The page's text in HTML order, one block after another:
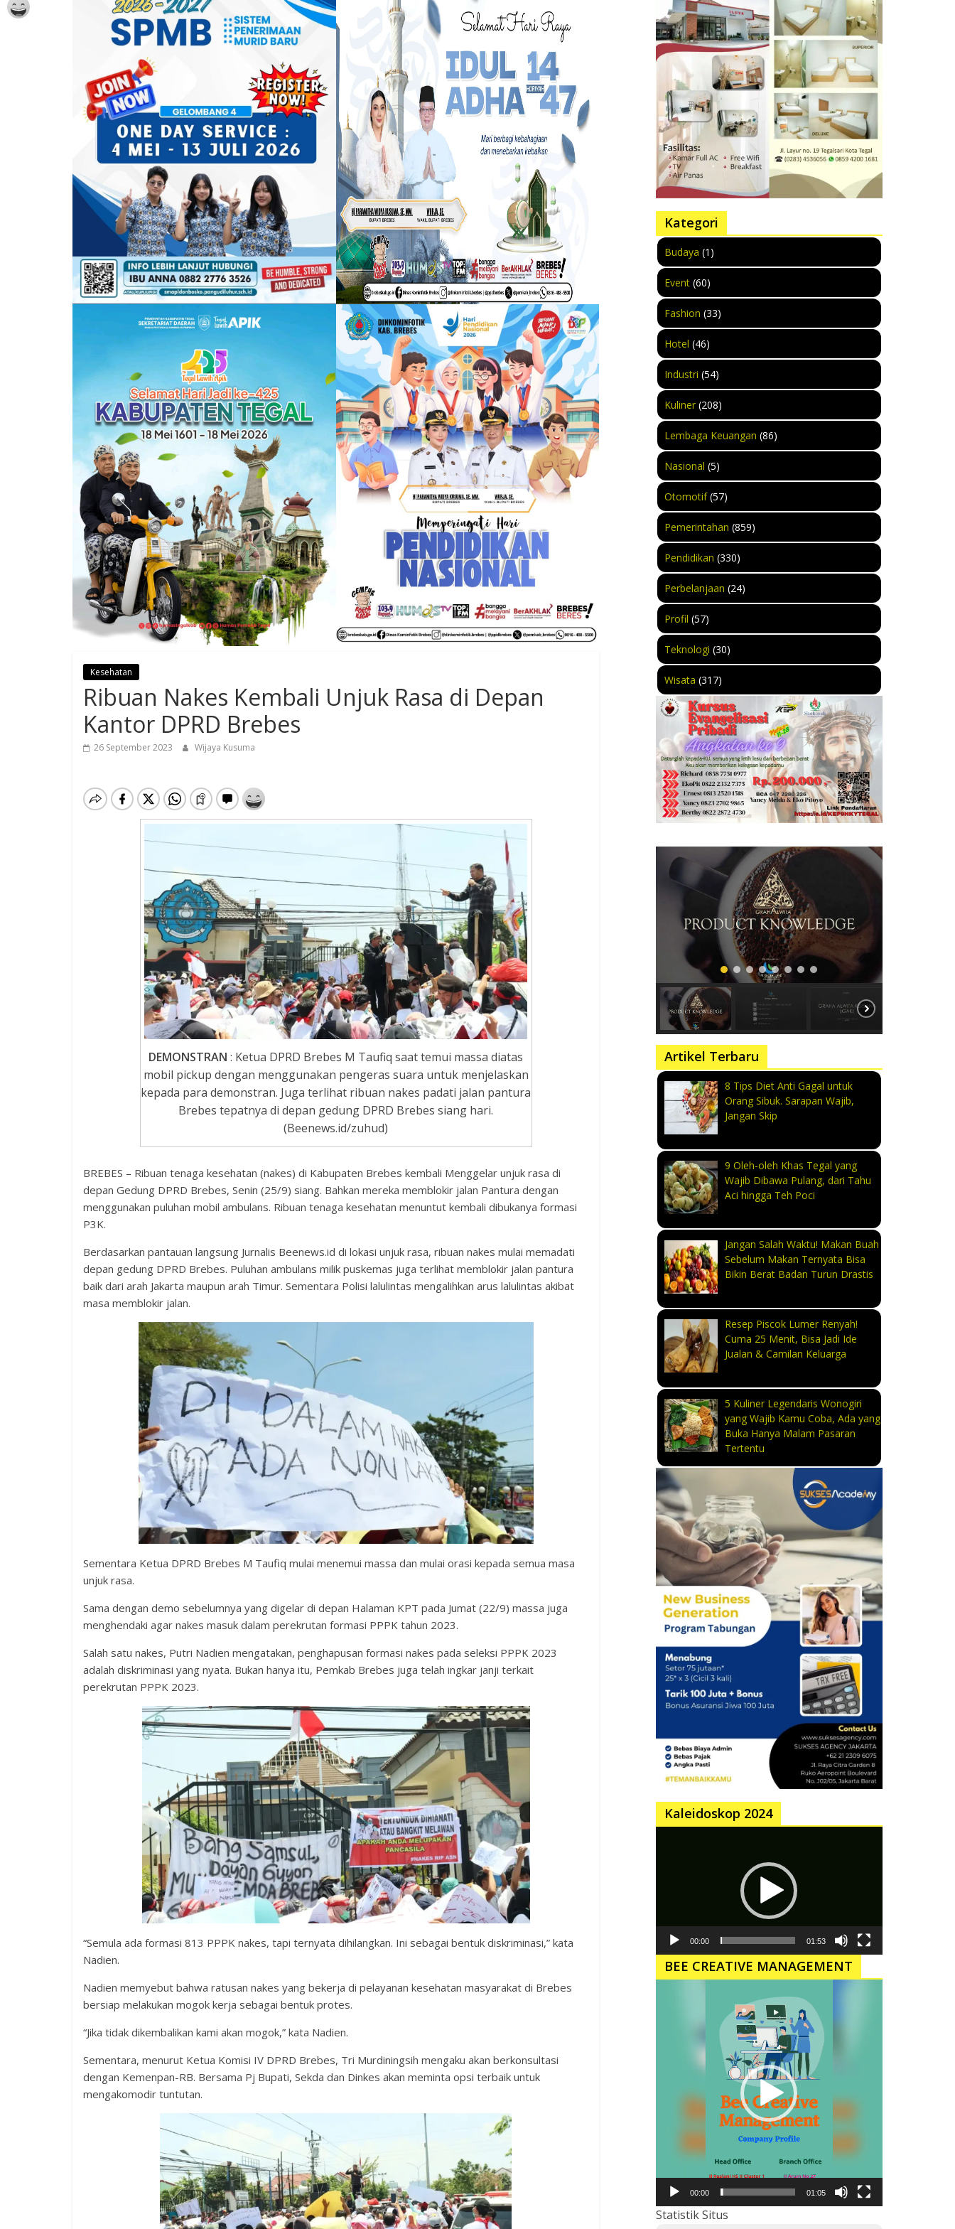
Kesehatan
Ribuan Nakes Kembali Unjuk Rasa di Depan
Kantor DPRD Brebes
26 September 2023 Wijaya Kusuma
DEMONSTRAN : Ketua DPRD Brebes M Taufiq saat temui massa diatas
mobil pickup dengan menggunakan pengeras suara untuk menjelaskan
kepada para demonstran. Juga terlihat ribuan nakes padati jalan pantura
Brebes tepatnya di depan gedung DPRD Brebes siang hari.
(Beenews.id/zuhud)
BREBES – Ribuan tenaga kesehatan (nakes) di Kabupaten Brebes kembali Menggelar unjuk rasa di
depan Gedung DPRD Brebes, Senin (25/9) siang. Bahkan mereka memblokir jalan Pantura dengan
menggunakan puluhan mobil ambulans. Ribuan tenaga kesehatan menuntut kembali dibukanya formasi
P3K.
Berdasarkan pantauan langsung Jurnalis Beenews.id di lokasi unjuk rasa, ribuan nakes mulai memadati
depan gedung DPRD Brebes. Puluhan ambulans milik puskemas juga terlihat memblokir jalan pantura
baik dari arah Jakarta maupun arah Timur. Sementara Polisi lalulintas mengalihkan arus lalulintas akibat
masa memblokir jalan.
Sementara Ketua DPRD Brebes M Taufiq mulai menemui massa dan mulai orasi kepada semua masa
unjuk rasa.
Sama dengan demo sebelumnya yang digelar di depan Halaman KPT pada Jumat (22/9) massa juga
menghendaki agar nakes masuk dalam perekrutan formasi PPPK tahun 2023.
Salah satu nakes, Putri Nadien mengatakan, penghapusan formasi nakes pada seleksi PPPK 2023
adalah diskriminasi yang nyata. Bukan hanya itu, Pemkab Brebes juga telah ingkar janji terkait
perekrutan PPPK 2023.
“Semula ada formasi 813 PPPK nakes, tapi ternyata dihilangkan. Ini sebagai bentuk diskriminasi,” kata
Nadien.
Nadien memyebut bahwa ratusan nakes yang bekerja di pelayanan kesehatan masyarakat di Brebes
bersiap melakukan mogok kerja sebagai bentuk protes.
“Jika tidak dikembalikan kami akan mogok,” kata Nadien.
Sementara, menurut Ketua Komisi IV DPRD Brebes, Tri Murdiningsih mengaku akan berkonsultasi
dengan Kemenpan-RB. Bersama Pj Bupati, Sekda dan Dinkes akan meminta opsi terbaik untuk
mengakomodir tuntutan.
Kategori
Budaya (1)
Event(60)
Fashion (33)
Hotel (46)
Industri (54)
Kuliner(208)
Lembaga Keuangan (86)
Nasional (5)
Otomotif(57)
Pemerintahan (859)
Pendidikan (330)
Perbelanjaan (24)
Profil (57)
Teknologi (30)
Wisata (317)
Artikel Terbaru
8 Tips Diet Anti Gagal untuk
Orang Sibuk. Sarapan Wajib,
Jangan Skip
9 Oleh-oleh Khas Tegal yang
Wajib Dibawa Pulang, dari Tahu
Aci hingga Teh Poci
Jangan Salah Waktu! Makan Buah
Sebelum Makan Ternyata Bisa
Bikin Berat Badan Turun Drastis
Resep Piscok Lumer Renyah!
Cuma 25 Menit, Bisa Jadi Ide
Jualan & Camilan Keluarga
5 Kuliner Legendaris Wonogiri
yang Wajib Kamu Coba, Ada yang
Buka Hanya Malam Pasaran
Tertentu
Kaleidoskop 2024
00:00 01:53
BEE CREATIVE MANAGEMENT
00:00 01:05
Statistik Situs